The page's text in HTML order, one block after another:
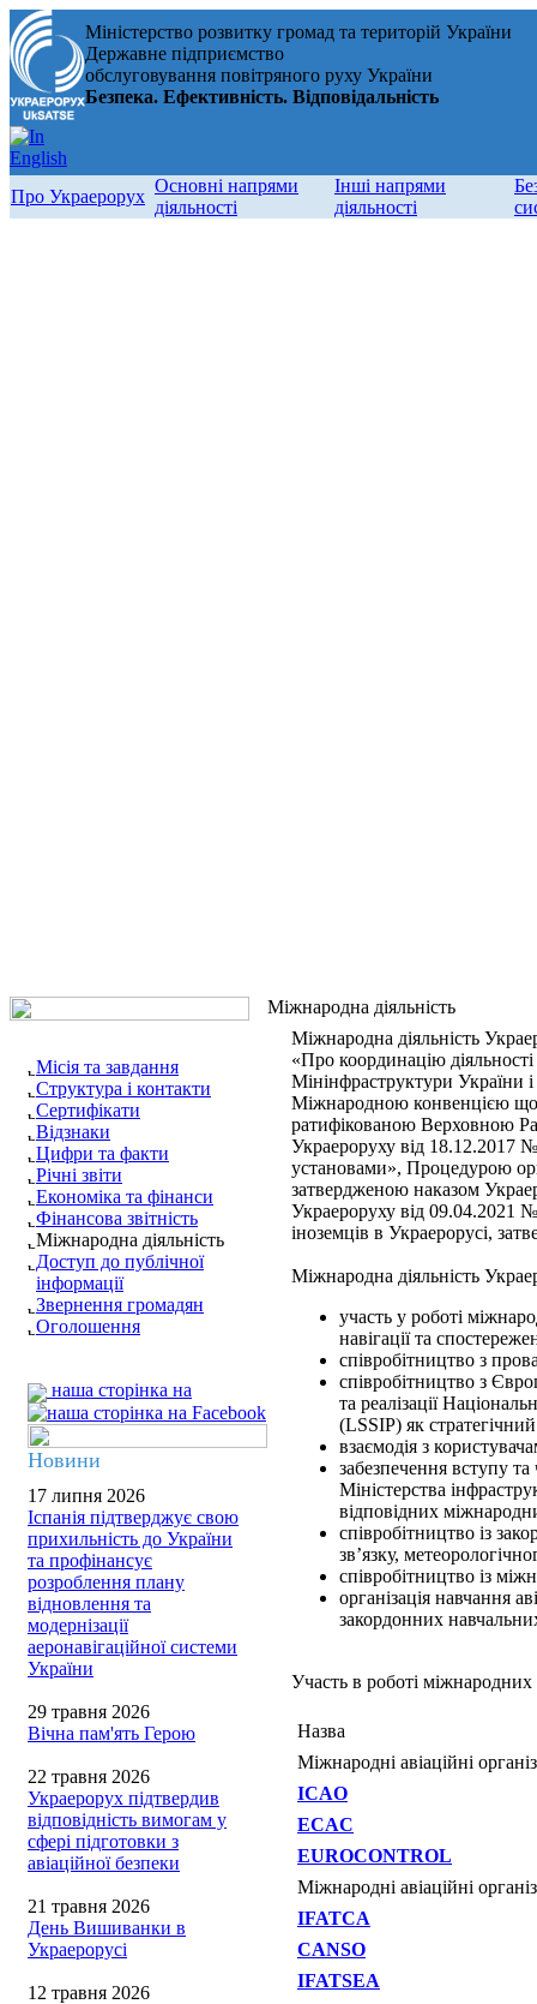
Міністерство розвитку громад та територій України
Державне підприємство
обслуговування повітряного руху України
Безпека. Ефективність. Відповідальність
Про Украерорух
Основні напрями
діяльності
Інші напрями
діяльності
Місія та завдання
Структура і контакти
Сертифікати
Відзнаки
Цифри та факти
Річні звіти
Економіка та фінанси
Фінансова звітність
Міжнародна діяльність
Доступ до публічної
інформації
Звернення громадян
Оголошення
наша сторінка на
Новини
17 липня 2026
Іспанія підтверджує свою
прихильність до України
та профінансує
розроблення плану
відновлення та
модернізації
аеронавігаційної системи
України
29 травня 2026
Вічна пам'ять Герою
22 травня 2026
Украерорух підтвердив
відповідність вимогам у
сфері підготовки з
авіаційної безпеки
21 травня 2026
День Вишиванки в
Украерорусі
12 травня 2026
Міжнародна діяльність
Міжнародна діяльність
«Про координацію
Мінінфраструктури України
Міжнародною конвенцією
ратифікованою Верховною
Украероруху від 18.12.2017
установами», Процедурою
затвердженою наказом
Украероруху від 09.04.2021
іноземців в Украерорусі,
Міжнародна діяльність
участь у роботі
навігації та
співробітництво з
співробітництво з
та реалізації
(LSSIP) як
взаємодія з
забезпечення вступу
Міністерства
відповідних
співробітництво із
зв’язку,
співробітництво із
організація навчання
закордонних
Участь в роботі міжнародних
Назва
Міжнародні авіаційні
ICAO
ECAC
EUROCONTROL
Міжнародні авіаційні
IFATCA
CANSO
IFATSEA